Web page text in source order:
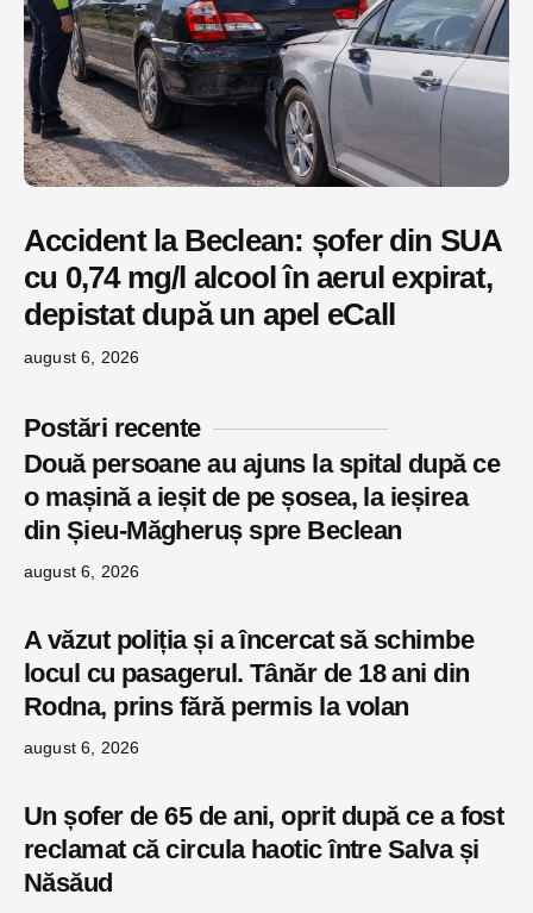
Accident la Beclean: șofer din SUA
cu 0,74 mg/l alcool în aerul expirat,
depistat după un apel eCall
august 6, 2026
Postări recente
Două persoane au ajuns la spital după ce
o mașină a ieșit de pe șosea, la ieșirea
din Șieu-Măgheruș spre Beclean
august 6, 2026
A văzut poliția și a încercat să schimbe
locul cu pasagerul. Tânăr de 18 ani din
Rodna, prins fără permis la volan
august 6, 2026
Un șofer de 65 de ani, oprit după ce a fost
reclamat că circula haotic între Salva și
Năsăud